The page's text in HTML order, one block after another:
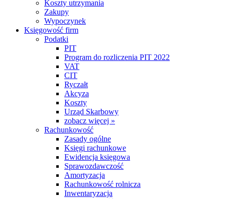
Koszty utrzymania
Zakupy
Wypoczynek
Księgowość firm
Podatki
PIT
Program do rozliczenia PIT 2022
VAT
CIT
Ryczałt
Akcyza
Koszty
Urząd Skarbowy
zobacz więcej »
Rachunkowość
Zasady ogólne
Księgi rachunkowe
Ewidencja księgowa
Sprawozdawczość
Amortyzacja
Rachunkowość rolnicza
Inwentaryzacja